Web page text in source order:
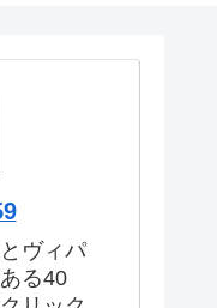
ヴィパ
る40